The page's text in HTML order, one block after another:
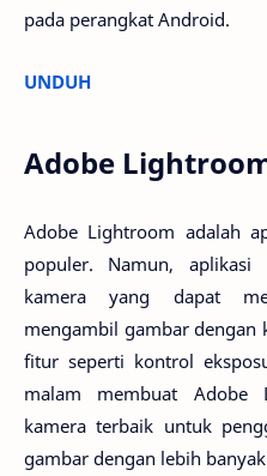
pada perangkat Android.
UNDUH
Adobe
Adobe Lightroom adalah
populer. Namun,
kamera yang dapat
mengambil gambar dengan
fitur seperti kontrol
malam membuat Adobe
kamera terbaik untuk
gambar dengan lebih